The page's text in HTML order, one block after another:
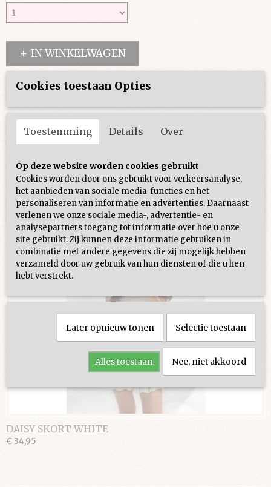
IN WINKELWAGEN
Specificaties
216-181
Omschrijving
Ook interessant
DAISY SKORT WHITE
€ 34,95
Cookies toestaan Opties
Toestemming Details Over
Op deze website worden cookies gebruikt
Cookies worden door ons gebruikt voor verkeersanalyse,
het aanbieden van sociale media-functies en het
personaliseren van informatie en advertenties. Daarnaast
verlenen we onze sociale media-, advertentie- en
analysepartners toegang tot informatie over hoe u onze
site gebruikt. Zij kunnen deze informatie gebruiken in
combinatie met andere gegevens die zij mogelijk hebben
verzameld door uw gebruik van hun diensten of die u hen
hebt verstrekt.
Later opnieuw tonen Selectie toestaan
Alles toestaan Nee, niet akkoord